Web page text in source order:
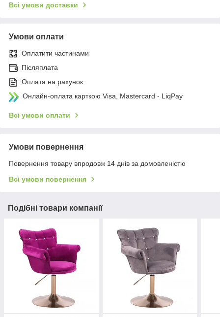
Всі умови доставки
Умови оплати
Оплатити частинами
Післяплата
Оплата на рахунок
Онлайн-оплата карткою Visa, Mastercard - LiqPay
Всі умови оплати
Умови повернення
Повернення товару впродовж 14 днів за домовленістю
Всі умови повернення
Подібні товари компанії